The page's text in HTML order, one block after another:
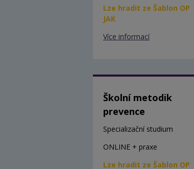
Lze hradit ze Šablon OP
JAK
Více informací
Školní metodik
prevence
Specializační studium
ONLINE + praxe
Lze hradit ze Šablon OP